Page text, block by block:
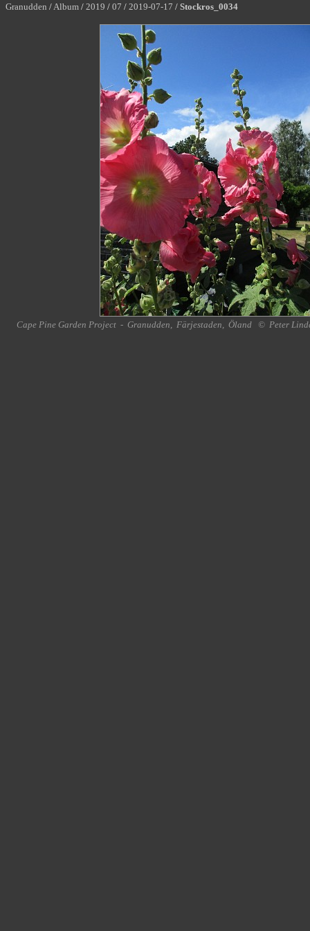
Granudden /Album / 2019 / 07 / 2019-07-17 / Stockros_0034
Cape Pine Garden Project - Granudden, Färjestaden, Öland © Peter